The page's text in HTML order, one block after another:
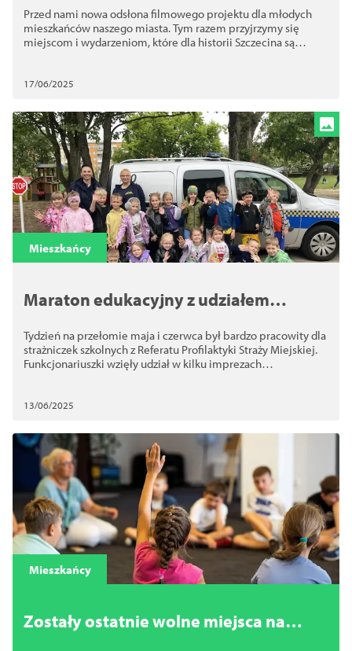
Przed nami nowa odsłona filmowego projektu dla młodych
mieszkańców naszego miasta. Tym razem przyjrzymy się
miejscom i wydarzeniom, które dla historii Szczecina są
17/06/2025
Mieszkańcy
Maraton edukacyjny z udziałem
Tydzień na przełomie maja i czerwca był bardzo pracowity dla
strażniczek szkolnych z Referatu Profilaktyki Straży Miejskiej.
Funkcjonariuszki wzięły udział w kilku imprezach
13/06/2025
Mieszkańcy
Zostały ostatnie wolne miejsca na